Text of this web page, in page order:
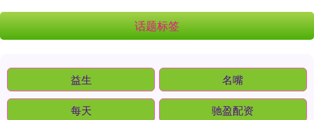
话题标签
益生 名嘴
每天 驰盈配资